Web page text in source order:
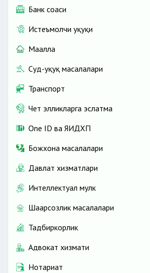
Банк соҳаси
Истеъмолчи ҳуқуқи
Маҳалла
Суд-ҳуқуқ масалалари
Транспорт
Чет элликларга эслатма
One ID ва ЯИДХП
Божхона масалалари
Давлат хизматлари
Интеллектуал мулк
Шаҳарсозлик масалалари
Тадбиркорлик
Адвокат хизмати
Нотариат